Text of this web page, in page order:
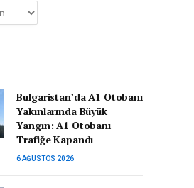
Bulgaristan’da A1 Otobanı
Yakınlarında Büyük
Yangın: A1 Otobanı
Trafiğe Kapandı
6 AĞUSTOS 2026